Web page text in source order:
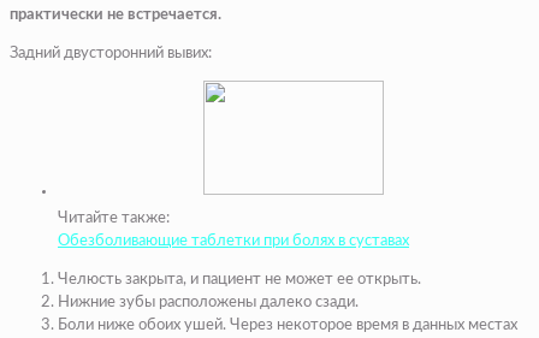
практически не встречается.
Задний двусторонний вывих:
Читайте также:
Обезболивающие таблетки при болях в суставах
Челюсть закрыта, и пациент не может ее открыть.
Нижние зубы расположены далеко сзади.
Боли ниже обоих ушей. Через некоторое время в данных местах